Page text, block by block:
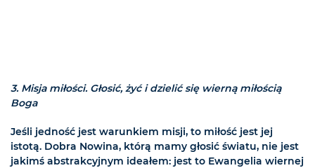
3. Misja miłości. Głosić, żyć i dzielić się wierną miłością
Boga
Jeśli jedność jest warunkiem misji, to miłość jest jej
istotą. Dobra Nowina, którą mamy głosić światu, nie jest
jakimś abstrakcyjnym ideałem: jest to Ewangelia wiernej